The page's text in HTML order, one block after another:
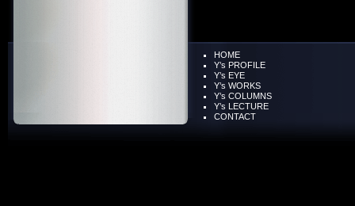
HOME
Y’s PROFILE
Y’s EYE
Y’s WORKS
Y’s COLUMNS
Y’s LECTURE
CONTACT